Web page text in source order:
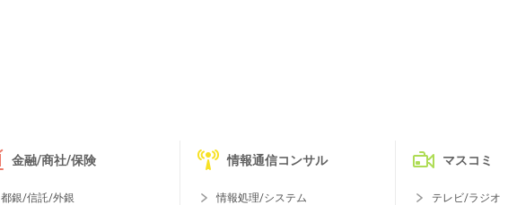
金融/商社/保険
都銀/信託/外銀
情報通信コンサル
情報処理/システム
マスコミ
テレビ/ラジオ